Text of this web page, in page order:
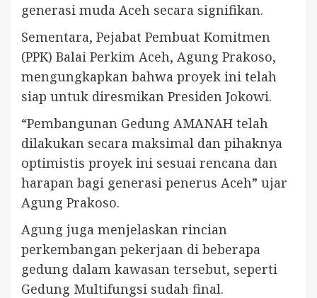
generasi muda Aceh secara signifikan.
Sementara, Pejabat Pembuat Komitmen
(PPK) Balai Perkim Aceh, Agung Prakoso,
mengungkapkan bahwa proyek ini telah
siap untuk diresmikan Presiden Jokowi.
“Pembangunan Gedung AMANAH telah
dilakukan secara maksimal dan pihaknya
optimistis proyek ini sesuai rencana dan
harapan bagi generasi penerus Aceh” ujar
Agung Prakoso.
Agung juga menjelaskan rincian
perkembangan pekerjaan di beberapa
gedung dalam kawasan tersebut, seperti
Gedung Multifungsi sudah final.